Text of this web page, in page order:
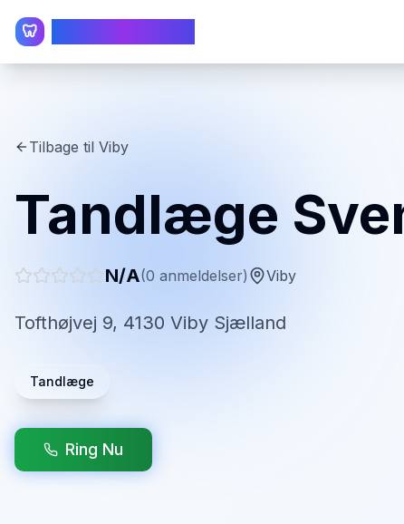
🦷
Tilbage til Viby
Tandlæge
N/A(0 anmeldelser) Viby
Tofthøjvej 9, 4130 Viby Sjælland
Tandlæge
Ring Nu